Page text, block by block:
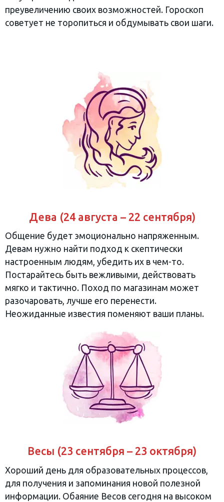
преувеличению своих возможностей. Гороскоп
советует не торопиться и обдумывать свои шаги.
Дева (24 августа – 22 сентября)
Общение будет эмоционально напряженным.
Девам нужно найти подход к скептически
настроенным людям, убедить их в чем-то.
Постарайтесь быть вежливыми, действовать
мягко и тактично. Поход по магазинам может
разочаровать, лучше его перенести.
Неожиданные известия поменяют ваши планы.
Весы (23 сентября – 23 октября)
Хороший день для образовательных процессов,
для получения и запоминания новой полезной
информации. Обаяние Весов сегодня на высоком